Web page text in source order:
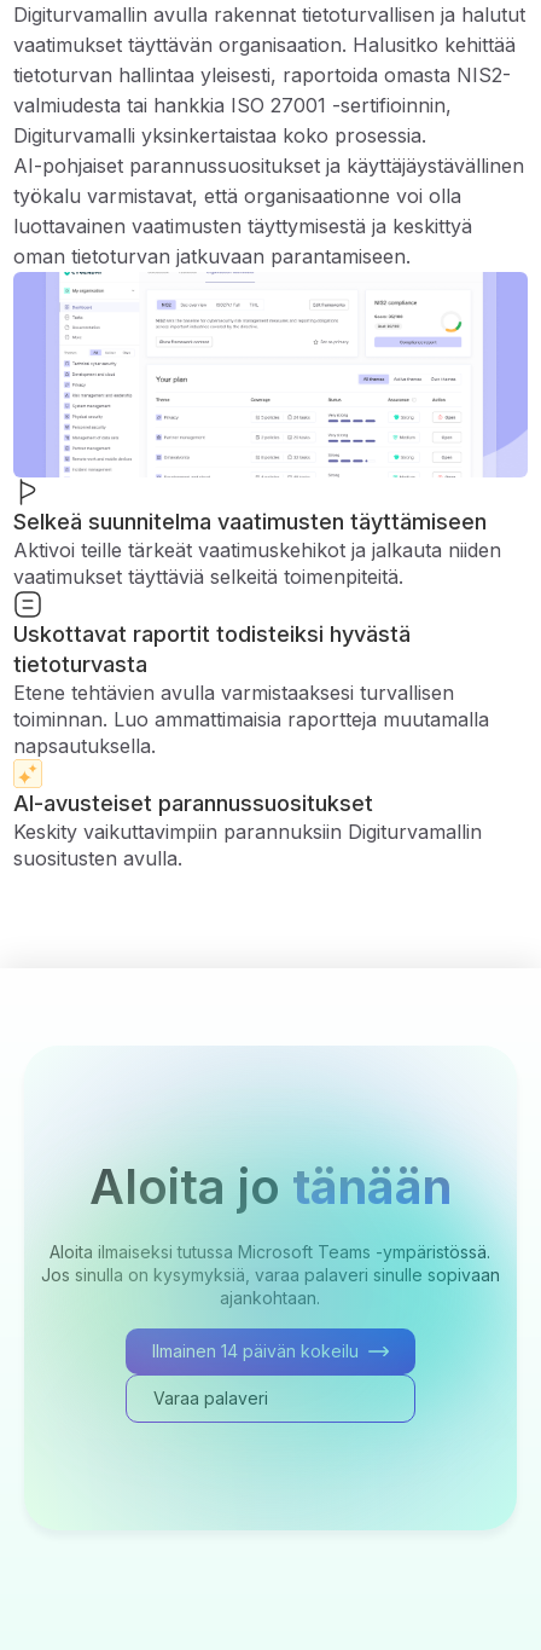
Digiturvamallin avulla rakennat tietoturvallisen ja halutut
vaatimukset täyttävän organisaation. Halusitko kehittää
tietoturvan hallintaa yleisesti, raportoida omasta NIS2-
valmiudesta tai hankkia ISO 27001 -sertifioinnin,
Digiturvamalli yksinkertaistaa koko prosessia.
AI-pohjaiset parannussuositukset ja käyttäjäystävällinen
työkalu varmistavat, että organisaationne voi olla
luottavainen vaatimusten täyttymisestä ja keskittyä
oman tietoturvan jatkuvaan parantamiseen.
Selkeä suunnitelma vaatimusten täyttämiseen
Aktivoi teille tärkeät vaatimuskehikot ja jalkauta niiden
vaatimukset täyttäviä selkeitä toimenpiteitä.
Uskottavat raportit todisteiksi hyvästä
tietoturvasta
Etene tehtävien avulla varmistaaksesi turvallisen
toiminnan. Luo ammattimaisia ​​raportteja muutamalla
napsautuksella.
AI-avusteiset parannussuositukset
Keskity vaikuttavimpiin parannuksiin Digiturvamallin
suositusten avulla.
Aloita jo tänään
Aloita ilmaiseksi tutussa Microsoft Teams -ympäristössä.
Jos sinulla on kysymyksiä, varaa palaveri sinulle sopivaan
ajankohtaan.
Ilmainen 14 päivän kokeilu
Varaa palaveri